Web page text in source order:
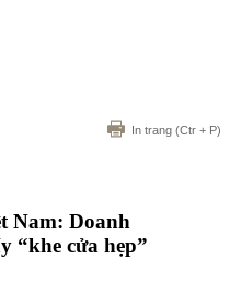
In trang (Ctr + P)
Nam: Doanh
“khe cửa hẹp”